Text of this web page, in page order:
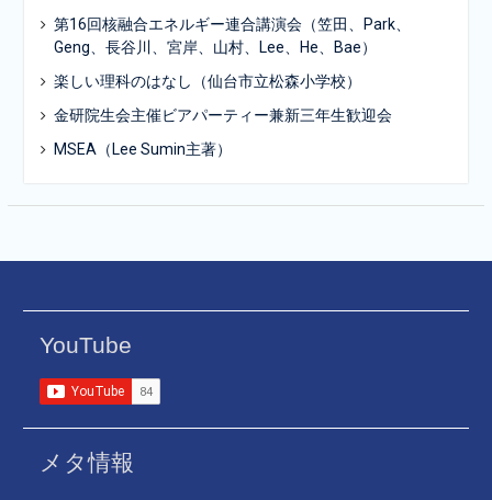
第16回核融合エネルギー連合講演会（笠田、Park、
Geng、長谷川、宮岸、山村、Lee、He、Bae）
楽しい理科のはなし（仙台市立松森小学校）
金研院生会主催ビアパーティー兼新三年生歓迎会
MSEA（Lee Sumin主著）
YouTube
メタ情報